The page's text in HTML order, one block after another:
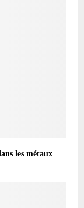
les métaux